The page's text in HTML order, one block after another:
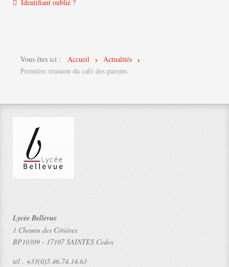
Identifiant oublié ?
Vous êtes ici : Accueil
Actualités
Première réunion du café des parents
Lycée Bellevue
1 Chemin des Côtières
BP10309 - 17107 SAINTES Cedex
tél . +33(0)5.46.74.14.63